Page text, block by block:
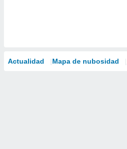
Actualidad Mapa de nubosidad